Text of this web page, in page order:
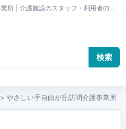
やさしい手自由が丘訪問介護事業所 | 介護施設のスタッフ・利用者のクチコミ かいごちゃんねる
> やさしい手自由が丘訪問介護事業所